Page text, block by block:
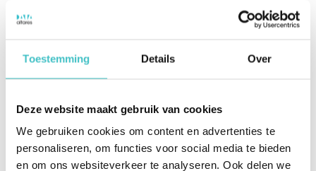
Toestemming Details Over
Deze website maakt gebruik van cookies
We gebruiken cookies om content en advertenties te
personaliseren, om functies voor social media te bieden
en om ons websiteverkeer te analyseren. Ook delen we
Toch meldt 97% van de respondenten van bedrijven
met een hoog ESG-maturity niveau dat de
aanzienlijke kostenverlaging heeft geleid. Bovendien
rapporteert 77% van de bedrijven met een hoog
klantenwerving als gevolg van hun ESG-strategie.
Bewuste consumenten die meer geïnteresseerd zijn
in waar hun voedsel vandaan komt, hoe producten